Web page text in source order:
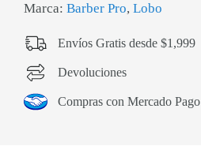
Marca: Barber Pro, Lobo
Envíos Gratis desde $1,999
Devoluciones
Compras con Mercado Pago